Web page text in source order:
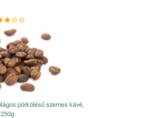
pörkölésű szemes kávé,
250g